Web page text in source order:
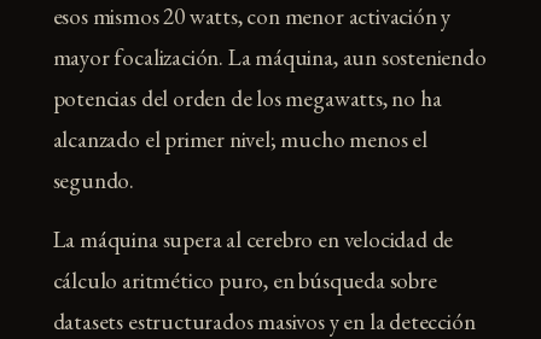
esos mismos 20 watts, con menor activación y
mayor focalización. La máquina, aun sosteniendo
potencias del orden de los megawatts, no ha
alcanzado el primer nivel; mucho menos el
segundo.
La máquina supera al cerebro en velocidad de
cálculo aritmético puro, en búsqueda sobre
datasets estructurados masivos y en la detección